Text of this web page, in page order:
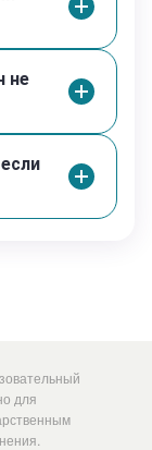
разморозки.
и влаги.
Val-Gln-Cys-
не
для